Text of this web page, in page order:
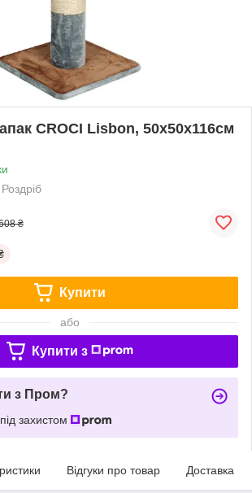
CROCI Lisbon, 50x50x116см
Роздріб
₴
Купити
або
Купити з
з Пром?
захистом
Відгуки про товар Доставка